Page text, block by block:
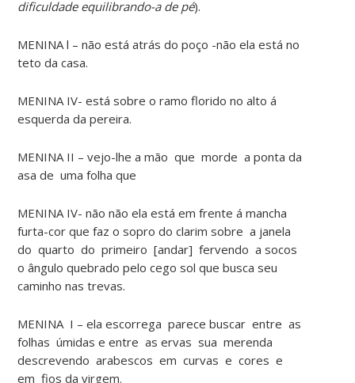
dificuldade equilibrando-a de pé).
MENINA l – não está atrás do poço -não ela está no
teto da casa.
MENINA IV- está sobre o ramo florido no alto á
esquerda da pereira.
MENINA II – vejo-lhe a mão que morde a ponta da
asa de uma folha que
MENINA IV- não não ela está em frente á mancha
furta-cor que faz o sopro do clarim sobre a janela
do quarto do primeiro [andar] fervendo a socos
o ângulo quebrado pelo cego sol que busca seu
caminho nas trevas.
MENINA I – ela escorrega parece buscar entre as
folhas úmidas e entre as ervas sua merenda
descrevendo arabescos em curvas e cores e
em fios da virgem.